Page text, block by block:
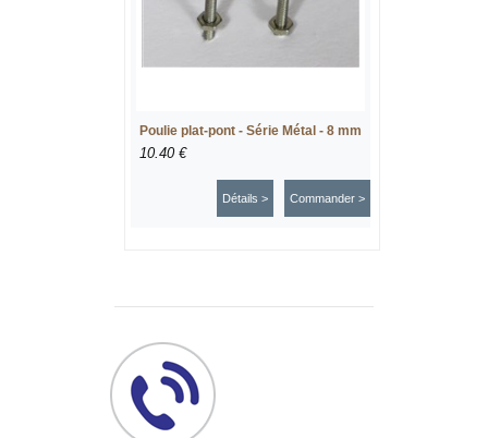
Poulie plat-pont - Série Métal - 8 mm
10.40 €
Commander >
Détails >